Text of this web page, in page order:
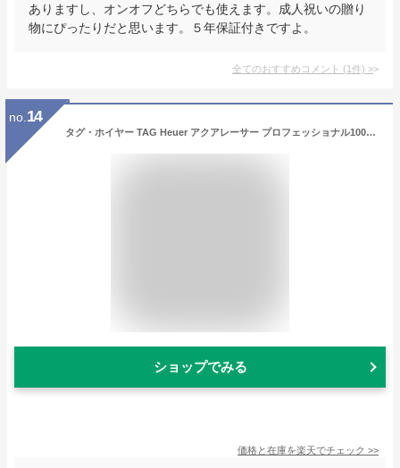
ありますし、オンオフどちらでも使えます。成人祝いの贈り
物にぴったりだと思います。５年保証付きですよ。
全てのおすすめコメント (1件) >
no. 14
タグ・ホイヤー TAG Heuer アクアレーサー プロフェッショナル1000 スーパーダイバー WBP5A8A.BF0619【新品】メンズ 腕時計 送料無料
ショップでみる
価格と在庫を楽天でチェック >>